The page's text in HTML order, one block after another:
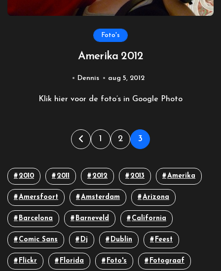
Foto's
Amerika 2012
Dennis aug 5, 2012
Klik hier voor de foto’s in Google Photo
Berichten
1 2 3
2010 2011 2012 2013 Amerika
Amersfoort Amsterdam Arizona
Barcelona Barneveld California
Comic Sans Dj Dublin Feest
Flickr Florida Foto's Fotograaf